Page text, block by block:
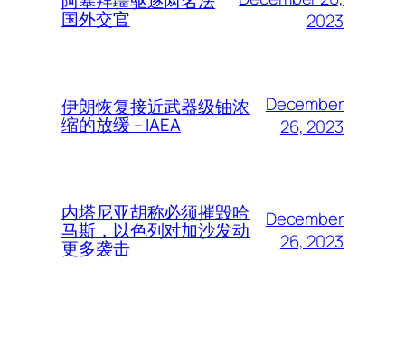
国外交官
2023
伊朗恢复接近武器级铀浓
缩的放缓 – IAEA
December
26, 2023
内塔尼亚胡称必须摧毁哈
马斯，以色列对加沙发动
更多袭击
December
26, 2023